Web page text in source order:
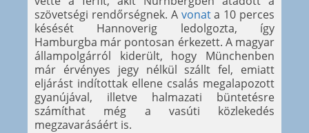
szövetségi rendőrségnek. A vonata 10 perces
késését Hannoverig ledolgozta, így
Hamburgba már pontosan érkezett. A magyar
állampolgárról kiderült, hogy Münchenben
már érvényes jegy nélkül szállt fel, emiatt
eljárást indítottak ellene csalás megalapozott
gyanújával, illetve halmazati büntetésre
számíthat még a vasúti közlekedés
megzavarásáért is.